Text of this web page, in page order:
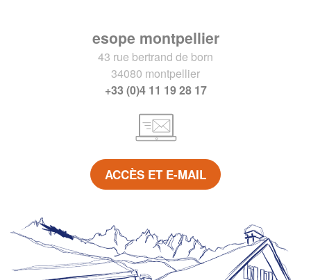
esope montpellier
43 rue bertrand de born
34080 montpellier
+33 (0)4 11 19 28 17
ACCÈS ET E-MAIL